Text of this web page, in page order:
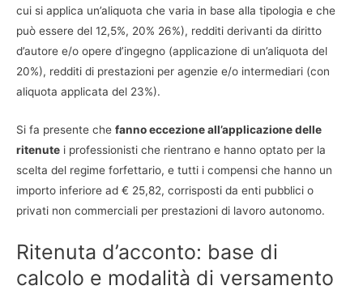
cui si applica un’aliquota che varia in base alla tipologia e che
può essere del 12,5%, 20% 26%), redditi derivanti da diritto
d’autore e/o opere d’ingegno (applicazione di un’aliquota del
20%), redditi di prestazioni per agenzie e/o intermediari (con
aliquota applicata del 23%).
Si fa presente che fanno eccezione all’applicazione delle
ritenute i professionisti che rientrano e hanno optato per la
scelta del regime forfettario, e tutti i compensi che hanno un
importo inferiore ad € 25,82, corrisposti da enti pubblici o
privati non commerciali per prestazioni di lavoro autonomo.
Ritenuta d’acconto: base di
calcolo e modalità di versamento